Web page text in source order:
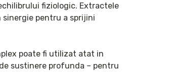
fiziologic. Extractele
pentru a sprijini
poate fi utilizat atat in
sustinere profunda – pentru